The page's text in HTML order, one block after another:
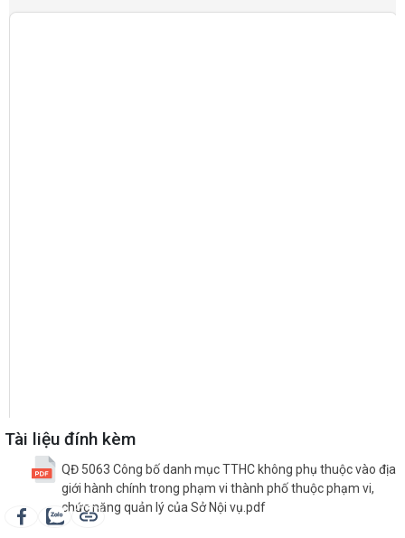
Tài liệu đính kèm
QĐ 5063 Công bố danh mục TTHC không phụ thuộc vào địa
giới hành chính trong phạm vi thành phố thuộc phạm vi,
chức năng quản lý của Sở Nội vụ.pdf